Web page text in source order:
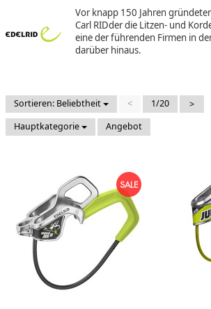
Vor knapp 150 Jahren
Carl RIDder die Litzen- und
eine der führenden Firmen in
darüber hinaus.
Sortieren: Beliebtheit < 1/20
>
Hauptkategorie
Angebot